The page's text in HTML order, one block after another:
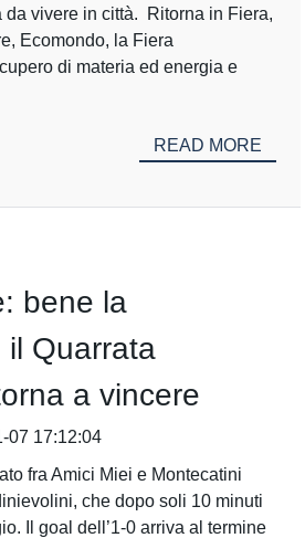
da vivere in città. Ritorna in Fiera,
Ecomondo, la Fiera
di materia ed energia e
READ MORE
bene la
il Quarrata
a vincere
07 17:12:04
fra Amici Miei e Montecatini
che dopo soli 10 minuti
Il goal dell’1-0 arriva al termine